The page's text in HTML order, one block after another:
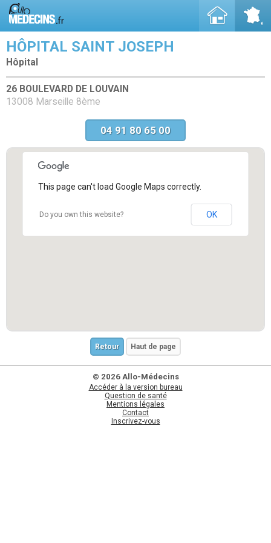
HÔPITAL SAINT JOSEPH
Hôpital
26 BOULEVARD DE LOUVAIN
13008 Marseille 8ème
04 91 80 65 00
This page can't load Google Maps correctly.
Do you own this website? OK
Retour Haut de page
© 2026 Allo-Médecins
Accéder à la version bureau
Question de santé
Mentions légales
Contact
Inscrivez-vous